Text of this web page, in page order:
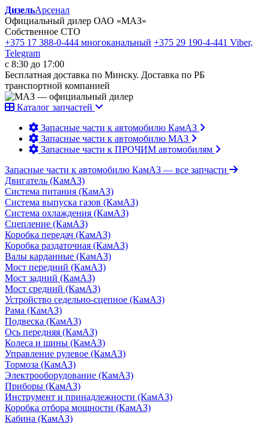
ДизельАрсенал
Официальный дилер ОАО «МАЗ»
Собственное СТО
+375 17 388-0-444 многоканальный +375 29 190-4-441 Viber,
Telegram
с 8:30 до 17:00
Бесплатная доставка по Минску. Доставка по РБ
транспортной компанией
Каталог запчастей
Запасные части к автомобилю КамАЗ
Запасные части к автомобилю МАЗ
Запасные части к ПРОЧИМ автомобилям
Запасные части к автомобилю КамАЗ — все запчасти
Двигатель (КамАЗ)
Система питания (КамАЗ)
Система выпуска газов (КамАЗ)
Система охлаждения (КамАЗ)
Сцепление (КамАЗ)
Коробка передач (КамАЗ)
Коробка раздаточная (КамАЗ)
Валы карданные (КамАЗ)
Мост передний (КамАЗ)
Мост задний (КамАЗ)
Мост средний (КамАЗ)
Устройство седельно-сцепное (КамАЗ)
Рама (КамАЗ)
Подвеска (КамАЗ)
Ось передняя (КамАЗ)
Колеса и шины (КамАЗ)
Управление рулевое (КамАЗ)
Тормоза (КамАЗ)
Электрооборудование (КамАЗ)
Приборы (КамАЗ)
Инструмент и принадлежности (КамАЗ)
Коробка отбора мощности (КамАЗ)
Кабина (КамАЗ)